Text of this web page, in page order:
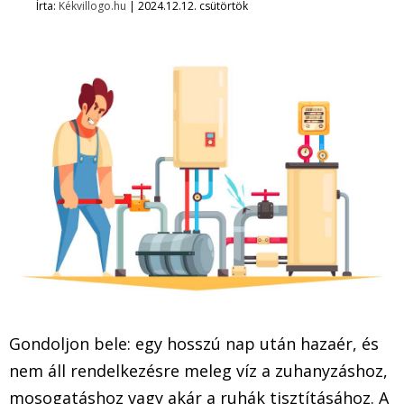
Írta: Kékvillogo.hu | 2024.12.12. csütörtök
Gondoljon bele: egy hosszú nap után hazaér, és
nem áll rendelkezésre meleg víz a zuhanyzáshoz,
mosogatáshoz vagy akár a ruhák tisztításához. A